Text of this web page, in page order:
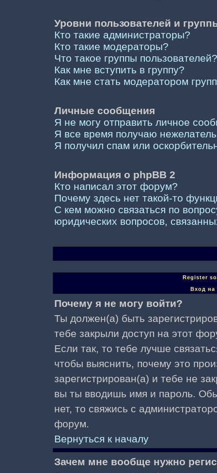
Уровни пользователей и
Кто такие администраторы?
Кто такие модераторы?
Что такое группы пользователей?
Как мне вступить в группу?
Как мне стать модератором
Личные сообщения
Я не могу отправить личное
Я все время получаю
Я получил спам или
Информация о phpBB 2
Кто написал этот форум?
Почему здесь нет такой-то
С кем можно связаться по
юридических вопросов,
Register
Вход на
Почему я не могу войти?
Ты должен(а) быть
тебе закрыли доступ на этот
Если так, то тебе лучше
чтобы выяснить, почему это
зарегистрирован(а) и тебе не
вы ты вводишь имя и пароль.
нет, то свяжись с
форум.
Вернуться к началу
Зачем мне вообще нужно